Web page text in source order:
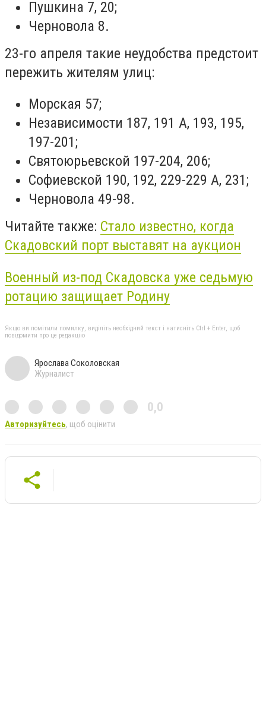
Пушкина 7, 20;
Черновола 8.
23-го апреля такие неудобства предстоит
пережить жителям улиц:
Морская 57;
Независимости 187, 191 А, 193, 195,
197-201;
Святоюрьевской 197-204, 206;
Софиевской 190, 192, 229-229 А, 231;
Черновола 49-98.
Читайте также: Стало известно, когда
Скадовский порт выставят на аукцион
Военный из-под Скадовска уже седьмую
ротацию защищает Родину
Якщо ви помітили помилку, виділіть необхідний текст і натисніть Ctrl + Enter, щоб
повідомити про це редакцію
Ярослава Соколовская
Журналист
0,0
Авторизуйтесь, щоб оцінити